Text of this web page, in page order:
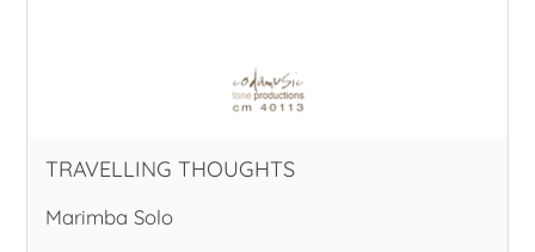
TRAVELLING THOUGHTS
Marimba Solo